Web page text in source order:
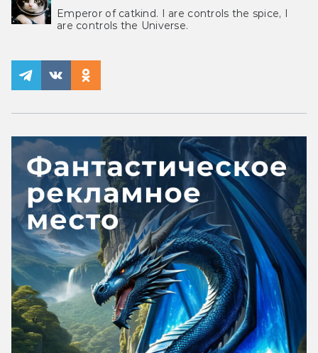
Emperor of catkind. I are controls the spice, I
are controls the Universe.